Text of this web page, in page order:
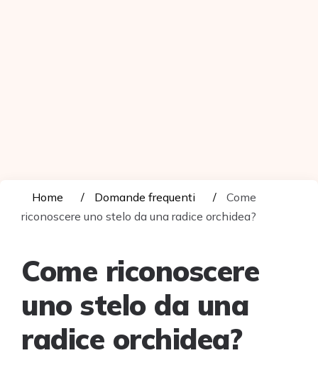
Home Domande frequenti
Come
riconoscere uno stelo da una radice orchidea?
Come riconoscere
uno stelo da una
radice orchidea?